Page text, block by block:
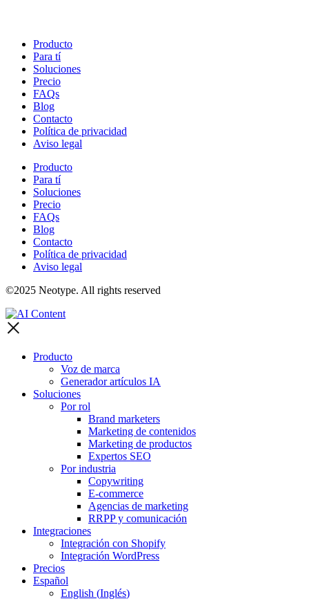
Producto
Para tí
Soluciones
Precio
FAQs
Blog
Contacto
Política de privacidad
Aviso legal
Producto
Para tí
Soluciones
Precio
FAQs
Blog
Contacto
Política de privacidad
Aviso legal
©2025 Neotype. All rights reserved
Producto
Voz de marca
Generador artículos IA
Soluciones
Por rol
Brand marketers
Marketing de contenidos
Marketing de productos
Expertos SEO
Por industria
Copywriting
E-commerce
Agencias de marketing
RRPP y comunicación
Integraciones
Integración con Shopify
Integración WordPress
Precios
Español
English (Inglés)